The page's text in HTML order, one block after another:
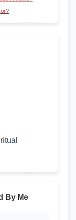
By Me